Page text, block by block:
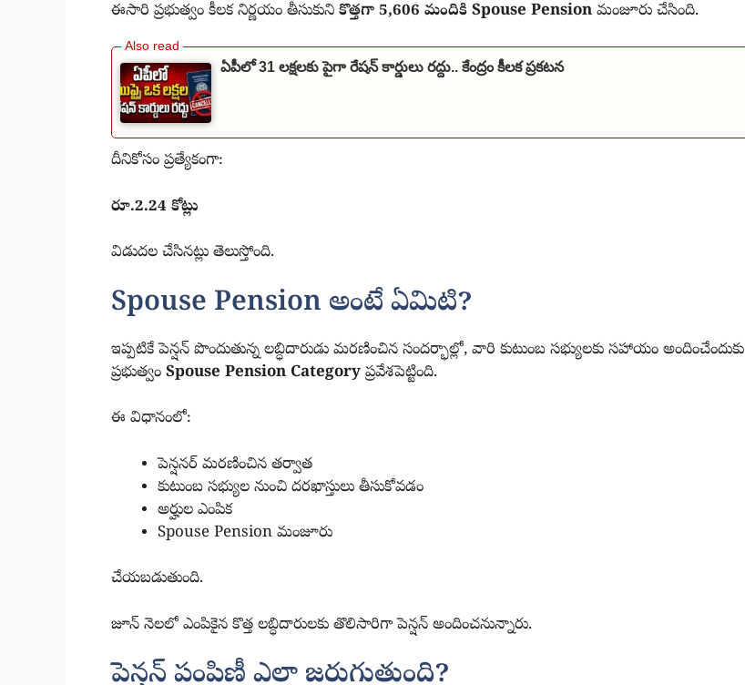
ఈసారి ప్రభుత్వం కీలక నిర్ణయం తీసుకుని కొత్తగా 5,606 మందికి Spouse Pension మంజూరు చేసింది.
ఏపీలో 31 లక్షలకు పైగా రేషన్ కార్డులు రద్దు.. కేంద్రం కీలక ప్రకటన
దీనికోసం ప్రత్యేకంగా:
రూ.2.24 కోట్లు
విడుదల చేసినట్లు తెలుస్తోంది.
Spouse Pension అంటే ఏమిటి?
ఇప్పటికే పెన్షన్ పొందుతున్న లబ్ధిదారుడు మరణించిన సందర్భాల్లో, వారి కుటుంబ సభ్యులకు సహాయం అందించేందుకు
ప్రభుత్వం Spouse Pension Category ప్రవేశపెట్టింది.
ఈ విధానంలో:
పెన్షనర్ మరణించిన తర్వాత
కుటుంబ సభ్యుల నుంచి దరఖాస్తులు తీసుకోవడం
అర్హుల ఎంపిక
Spouse Pension మంజూరు
చేయబడుతుంది.
జూన్ నెలలో ఎంపికైన కొత్త లబ్ధిదారులకు తొలిసారిగా పెన్షన్ అందించనున్నారు.
పెన్షన్ పంపిణీ ఎలా జరుగుతుంది?